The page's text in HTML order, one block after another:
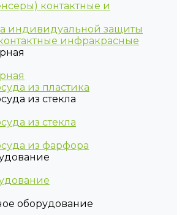
контактные и
индивидуальной защиты
инфракрасные
из пластика
из стекла
из стекла
из фарфора
оборудование